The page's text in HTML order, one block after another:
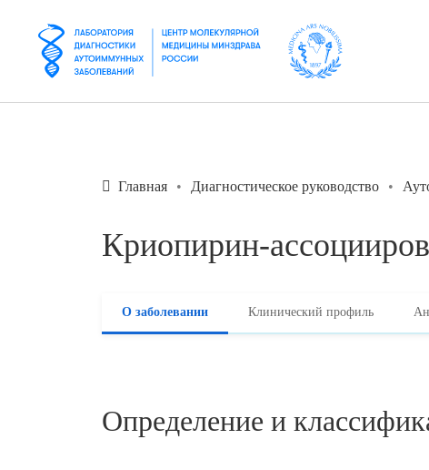
Главная Диагностическое руководство
Криопирин-
О заболевании Клинический профиль
Определение и